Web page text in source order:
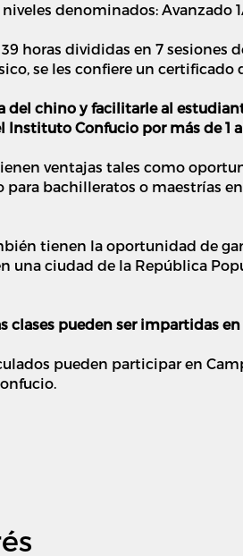
denominados:
horas divididas en 7
se les confiere un certificado
del chino y facilitarle al
Instituto Confucio por más de 1
ventajas tales como
para bachilleratos o maestrías
tienen la oportunidad de
una ciudad de la República
clases pueden ser impartidas
pueden participar en